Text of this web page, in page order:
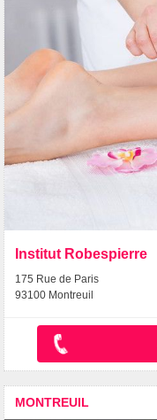
Institut Robespierre
175 Rue de Paris
93100 Montreuil
MONTREUIL